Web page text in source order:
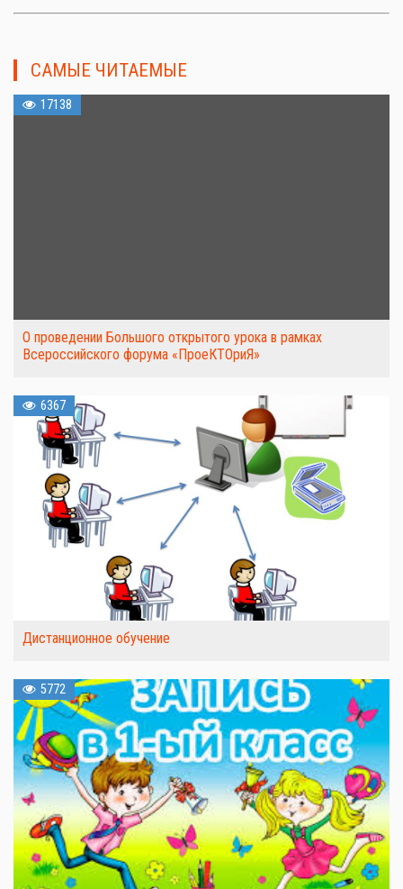
САМЫЕ ЧИТАЕМЫЕ
17138
О проведении Большого открытого урока в рамках
Всероссийского форума «ПроеКТОриЯ»
6367
Дистанционное обучение
5772